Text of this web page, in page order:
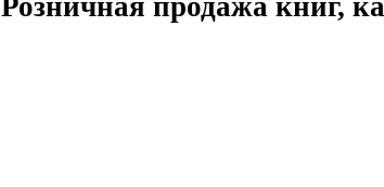
Розничная продажа книг,